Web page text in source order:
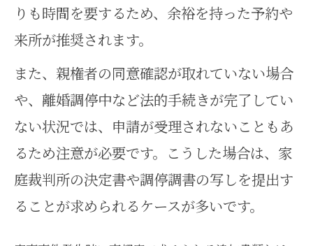
りも時間を要するため、余裕を持った予約や
来所が推奨されます。
また、親権者の同意確認が取れていない場合
や、離婚調停中など法的手続きが完了してい
ない状況では、申請が受理されないこともあ
るため注意が必要です。こうした場合は、家
庭裁判所の決定書や調停調書の写しを提出す
ることが求められるケースが多いです。